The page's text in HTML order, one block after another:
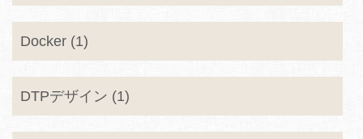
Docker (1)
DTPデザイン (1)